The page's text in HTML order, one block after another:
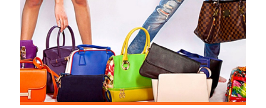
Chcesz być na bieżąco z najnowszymi ofertami w branży.
Załóż konto